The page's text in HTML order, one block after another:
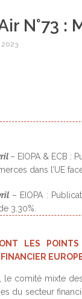
N°73 :
2023
– EIOPA & ECB :
dans l’UE
– EIOPA :
3.30%.
LES
le comité mixte
du secteur